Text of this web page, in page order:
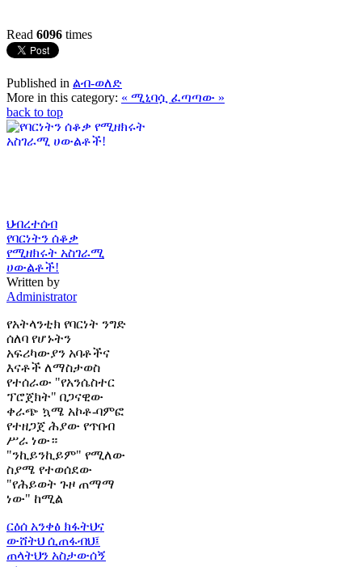
Read 6096 times
Published in ልብ-ወለድ
More in this category: « ሚኒባሷ ፈጣጣው »
back to top
ህብረተሰብ
የባርነትን ሰቆቃ
የሚዘክሩት አስገራሚ
ሀውልቶች!
Written by
Administrator
የአትላንቲክ የባርነት ንግድ
ሰለባ የሆኑትን
አፍሪካውያን አባቶችና
እናቶች ለማስታወስ
የተሰራው "የአንሴስተር
ፕሮጀክት" በጋናዊው
ቀራጭ ኳሜ አኮቶ-ባምፎ
የተዘጋጀ ሕያው የጥበብ
ሥራ ነው።
"ንኪይንኪይም" የሚለው
ስያሜ የተወሰደው
"የሕይወት ጉዞ ጠማማ
ነው" ከሚል
ርዕሰ አንቀፅ ክፋትህና
ውሸትህ ሲጠፋብህ፤
ጠላትህን አስታውሰኝ